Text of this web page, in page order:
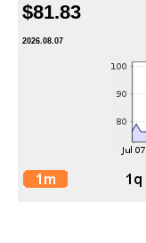
$81.83
2026.08.07